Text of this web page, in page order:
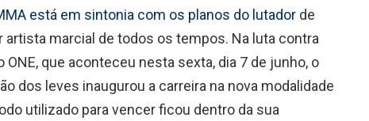
está em sintonia com os planos do lutador de
marcial de todos os tempos. Na luta contra
ONE, que aconteceu nesta sexta, dia 7 de junho, o
dos leves inaugurou a carreira na nova modalidade
utilizado para vencer ficou dentro da sua